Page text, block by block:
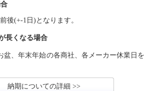
前後(+-1日)となります。
長くなる場合
盆、年末年始の各商社、各メーカー休業日を
納期についての詳細 >>